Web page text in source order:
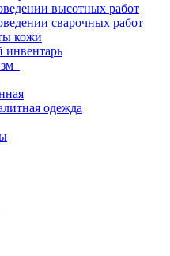
высотных работ
сварочных работ
кожи
инвентарь
одежда